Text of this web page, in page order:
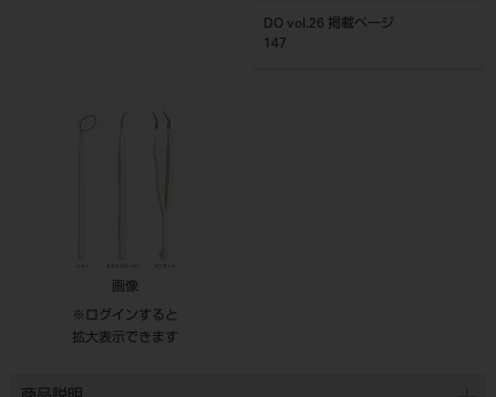
DO vol.26 掲載ページ
147
画像
※ログインすると
拡大表示できます